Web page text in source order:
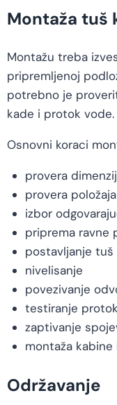
Montaža tuš
Montažu treba
pripremljenoj
potrebno je
kade i protok vode.
Osnovni koraci
provera
provera
izbor
priprema ravne
postavljanje tuš
nivelisanje
povezivanje
testiranje
zaptivanje
montaža
Održavanje